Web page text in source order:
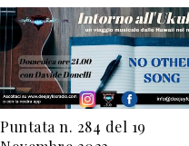
Puntata n. 284 del 19